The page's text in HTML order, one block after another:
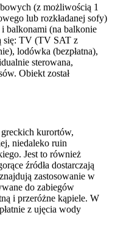
(z możliwością 1
lub rozkładanej sofy)
balkonami (na balkonie
się: TV (TV SAT z
lodówka (bezpłatna),
sterowana,
Obiekt został
kurortów,
niedaleko ruin
Jest to również
źródła dostarczają
zastosowanie w
do zabiegów
i przeróżne kąpiele. W
z ujęcia wody